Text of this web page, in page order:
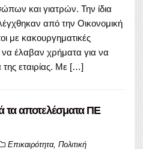
και γιατρών. Την ίδια
από την Οικονομική
με κακουργηματικές
να έλαβαν χρήματα για να
εταιρίας. Με […]
τα αποτελέσματα ΠΕ
Επικαιρότητα, Πολιτική